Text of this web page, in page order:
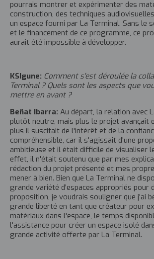
pourrais montrer et expérimenter des
construction, des techniques
un espace fourni par La Terminal. Sans le
et le financement de ce programme, ce
aurait été impossible à développer.
KSIgune: Comment s'est déroulée la
Terminal ? Quels sont les aspects que
mettre en avant ?
Beñat Ibarra: Au départ, la relation avec
plutôt neutre, mais plus le projet avançait
plus il suscitait de l'intérêt et de la
compréhensible, car il s'agissait d'une
ambitieuse et il était difficile de visualiser
effet, il n'était soutenu que par mes
rédaction du projet présenté et mes
mener à bien. Bien que La Terminal ne
grande variété d'espaces appropriés pour
proposition, je voudrais souligner que j'ai
grande liberté en tant que créateur pour
matériaux dans l'espace, le temps
l'assistance pour créer un espace isolé
grande activité offerte par La Terminal.